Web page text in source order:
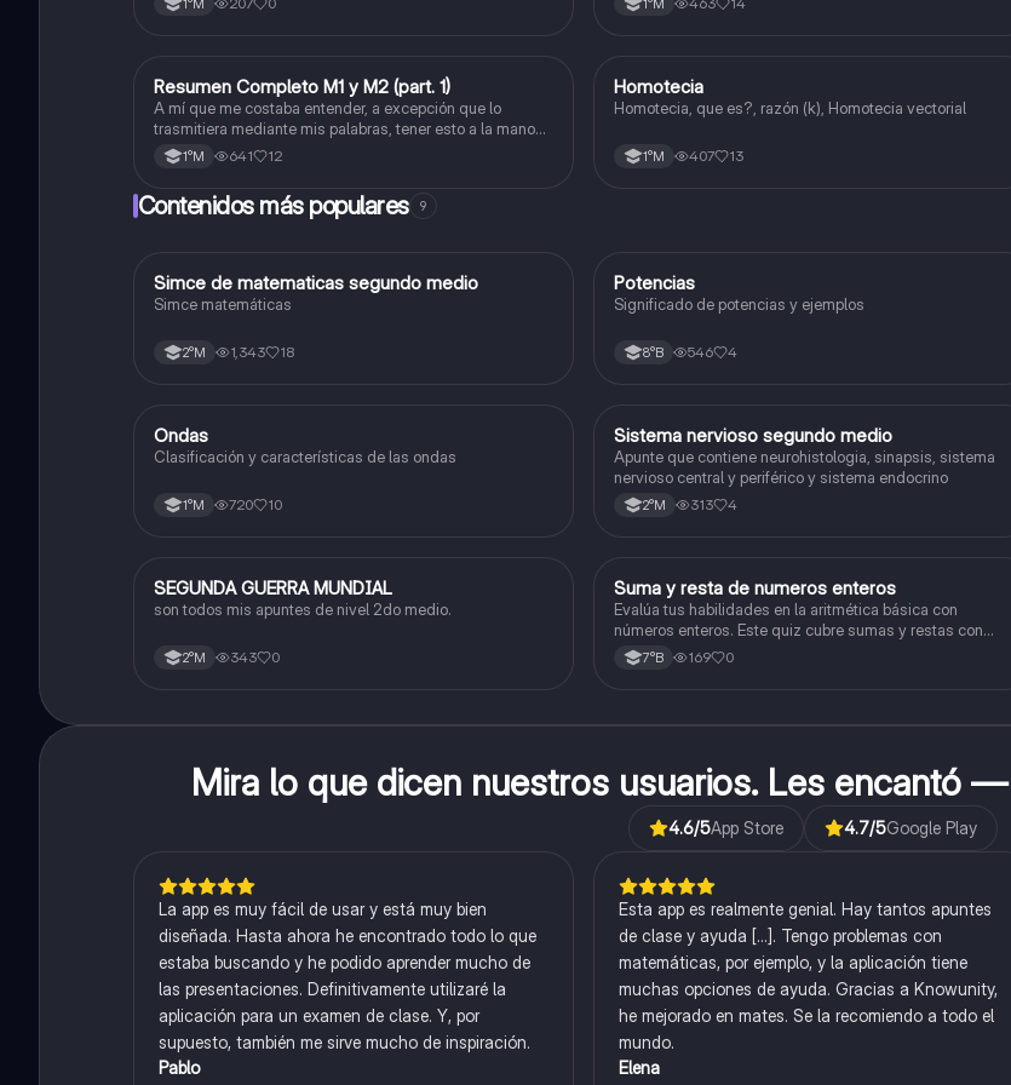
viceversa).
1°M 1°M
Matemáticas
Resumen Completo M1 y M2 (part. 1)
A mí que me costaba entender, a excepción que lo
trasmitiera mediante mis palabras, tener esto a la mano
me sirvió caleta, ojalá también les pueda servir a otros
1°M 641 12
Matemáticas
Homotecia
Homotecia, que es?, razón (k), Homotecia vectorial
1°M 407 13
Contenidos más populares 9
Matemáticas
Simce de matematicas segundo medio
Simce matemáticas
2°M 1,343 18
Matemáticas
Potencias
Significado de potencias y ejemplos
8°B 546 4
Física
Ondas
Clasificación y características de las ondas
1°M 720 10
Biología
Sistema nervioso segundo medio
Apunte que contiene neurohistologia, sinapsis, sistema
nervioso central y periférico y sistema endocrino
2°M 313 4
Historia
SEGUNDA GUERRA MUNDIAL
son todos mis apuntes de nivel 2do medio.
2°M 343 0
SMatemáticas
Suma y resta de numeros enteros
Evalúa tus habilidades en la aritmética básica con
números enteros. Este quiz cubre sumas y restas con
números positivos y negativos.
7°B 169 0
Mira lo que dicen nuestros usuarios. Les encantó —
4.6/5App Store 4.7/5Google Play
La app es muy fácil de usar y está muy bien
diseñada. Hasta ahora he encontrado todo lo que
estaba buscando y he podido aprender mucho de
las presentaciones. Definitivamente utilizaré la
aplicación para un examen de clase. Y, por
supuesto, también me sirve mucho de inspiración.
Pablo
Esta app es realmente genial. Hay tantos apuntes
de clase y ayuda [...]. Tengo problemas con
matemáticas, por ejemplo, y la aplicación tiene
muchas opciones de ayuda. Gracias a Knowunity,
he mejorado en mates. Se la recomiendo a todo el
mundo.
Elena